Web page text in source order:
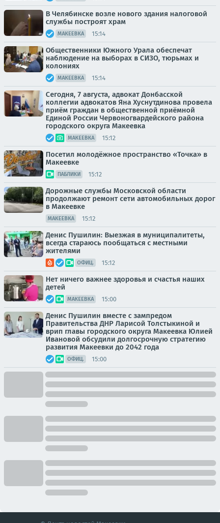
В Челябинске возле нового здания налоговой
службы построят храм
МАКЕЕВКА 15:14
Общественники Южного Урала обеспечат
наблюдение на выборах в СИЗО, тюрьмах и
колониях
МАКЕЕВКА 15:14
Сегодня, 7 августа, адвокат Донбасской
коллегии адвокатов Яна Хуснутдинова провела
приём граждан в общественной приёмной
Единой России Червоногвардейского района
городского округа Макеевка
МАКЕЕВКА 15:12
Посетил молодёжное пространство «Точка» в
Макеевке
ПАБЛИКИ 15:12
Дорожные службы Московской области
продолжают ремонт сети автомобильных дорог
в Макеевке
МАКЕЕВКА 15:12
Денис Пушилин: Выезжая в муниципалитеты,
всегда стараюсь пообщаться с местными
жителями
ОФИЦ. 15:12
Нет ничего важнее здоровья и счастья наших
детей
МАКЕЕВКА 15:00
Денис Пушилин вместе с зампредом
Правительства ДНР Ларисой Толстыкиной и
врип главы городского округа Макеевка Юлией
Ивановой обсудили долгосрочную стратегию
развития Макеевки до 2042 года
ОФИЦ. 15:00